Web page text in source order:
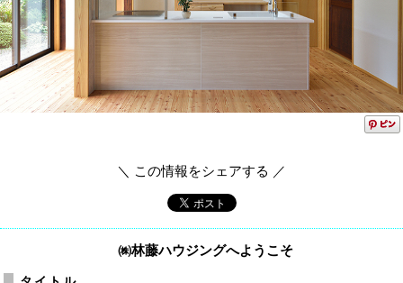
＼ この情報をシェアする ／
㈱林藤ハウジングへようこそ